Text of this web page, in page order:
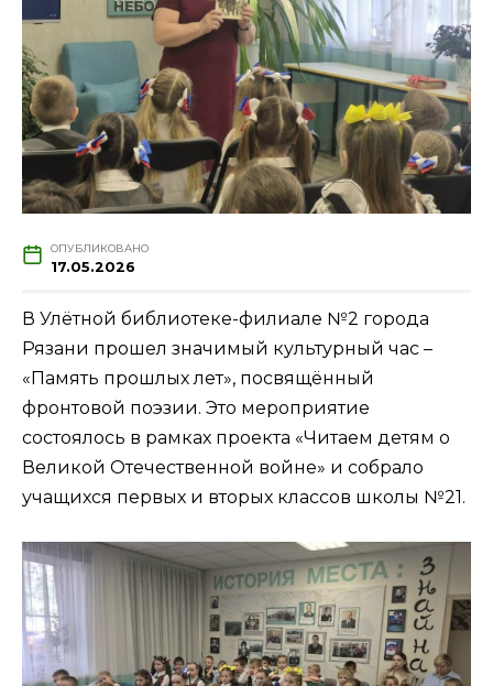
ОПУБЛИКОВАНО
17.05.2026
В Улётной библиотеке-филиале №2 города
Рязани прошел значимый культурный час –
«Память прошлых лет», посвящённый
фронтовой поэзии. Это мероприятие
состоялось в рамках проекта «Читаем детям о
Великой Отечественной войне» и собрало
учащихся первых и вторых классов школы №21.